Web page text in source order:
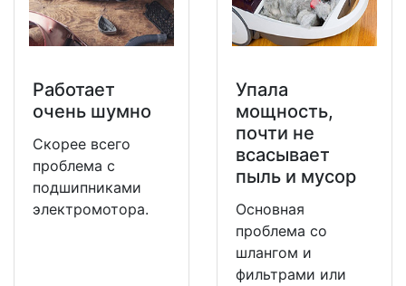
Работает
очень шумно
Скорее всего
проблема с
подшипниками
электромотора.
Упала
мощность,
почти не
всасывает
пыль и мусор
Основная
проблема со
шлангом и
фильтрами или